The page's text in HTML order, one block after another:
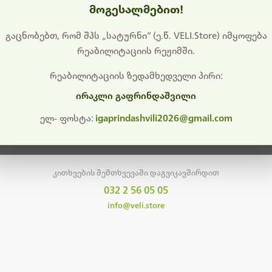
გიხდით შეფერხებისთვის. ამჟამად მიმდინარეობს
განახლება და ტექნიკური სამუშაოები.
მალე ისევ ხელმისაწვდომი იქნება. გმადლობთ მოთმინებისთვის!
მთავარ გვერდზე დაბრუნება
კითხვების შემთხვევაში დაგვიკავშირდით
032 2 56 05 05
info@veli.store
მოგესალმებით!
გაცნობებთ, რომ შპს „სატურნი“ (ე.წ. VELI.Store) იმყოფება
რეაბილიტაციის რეჟიმში.
რეაბილიტაციის ზედამხედველი პირი:
ირაკლი გაფრინდაშვილი
ელ- ფოსტა: igaprindashvili2026@gmail.com